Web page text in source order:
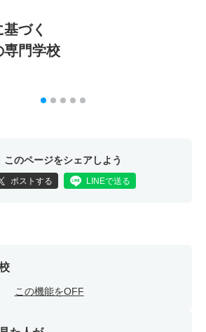
づく
専門学校
このページをシェアしよう
ポストする LINEで送る
この機能をOFF